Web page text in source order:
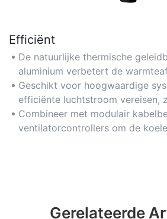
Efficiënt
De natuurlijke thermische
aluminium verbetert de
optimale prestaties bij intensieve
blijven.
Geschikt voor hoogwaardige
efficiënte luchtstroom vereisen,
of werkstations.
Combineer met modulair
ventilatorcontrollers om de
Gerelateerde